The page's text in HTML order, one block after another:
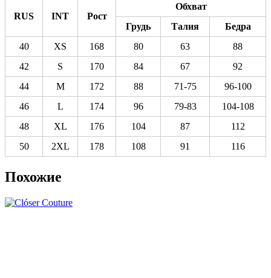
RUS INT Рост
Обхват
Грудь
Талия
Бедра
40
XS 168 80 63
88
42
S 170 84 67
92
44
M 172 88 71-75
96-100
46
L 174 96 79-83
104-108
48
XL 176 104 87
112
50
2XL 178 108 91 116
Похожие